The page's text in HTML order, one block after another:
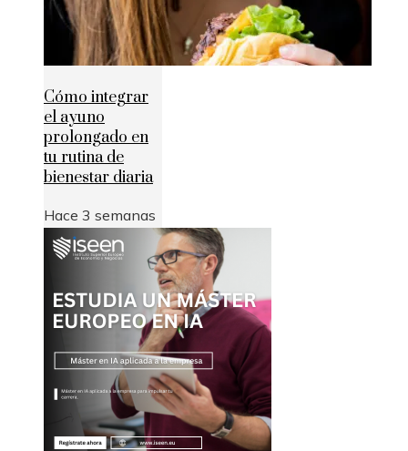
Cómo integrar
el ayuno
prolongado en
tu rutina de
bienestar diaria
Hace 3 semanas